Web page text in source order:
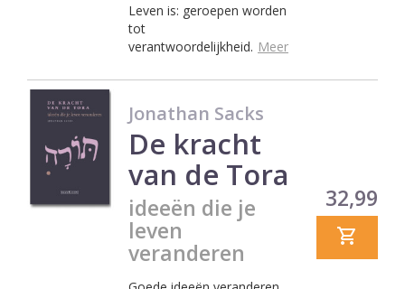
Leven is: geroepen worden
tot
verantwoordelijkheid. Meer
Jonathan Sacks
De kracht
van de Tora
ideeën die je
leven
veranderen
Prijs
32,99